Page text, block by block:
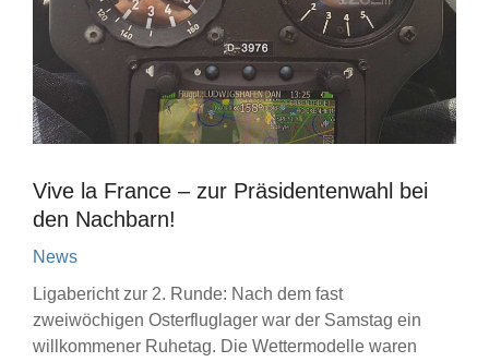
Vive la France – zur Präsidentenwahl bei
den Nachbarn!
News
Ligabericht zur 2. Runde: Nach dem fast
zweiwöchigen Osterfluglager war der Samstag ein
willkommener Ruhetag. Die Wettermodelle waren